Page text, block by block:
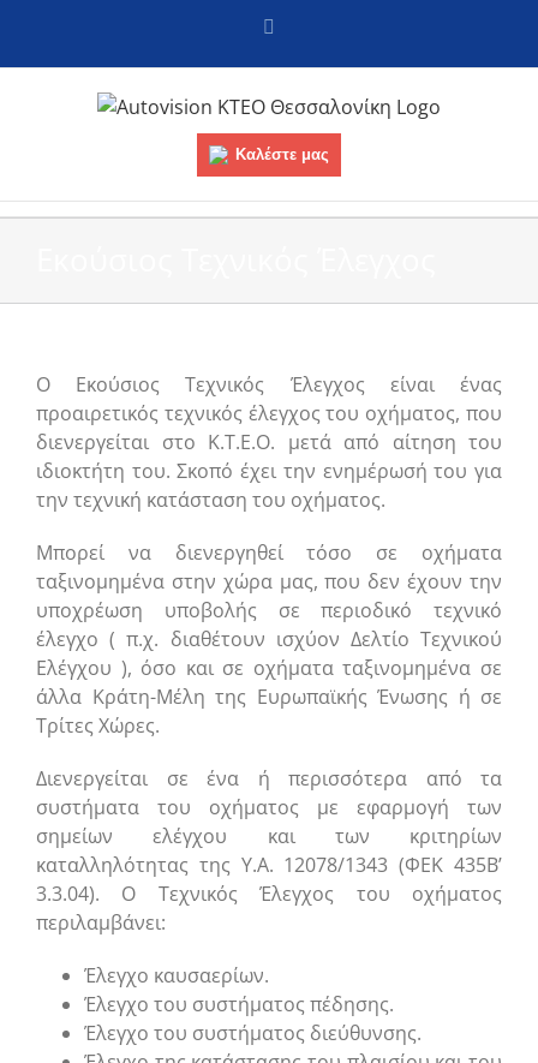
content
Καλέστε μας
Ο Εκούσιος Τεχνικός Έλεγχος είναι ένας
προαιρετικός τεχνικός έλεγχος του οχήματος, που
διενεργείται στο Κ.Τ.Ε.Ο. μετά από αίτηση του
ιδιοκτήτη του. Σκοπό έχει την ενημέρωσή του για
την τεχνική κατάσταση του οχήματος.
Μπορεί να διενεργηθεί τόσο σε οχήματα
ταξινομημένα στην χώρα μας, που δεν έχουν την
υποχρέωση υποβολής σε περιοδικό τεχνικό
έλεγχο ( π.χ. διαθέτουν ισχύον Δελτίο Τεχνικού
Ελέγχου ), όσο και σε οχήματα ταξινομημένα σε
άλλα Κράτη-Μέλη της Ευρωπαϊκής Ένωσης ή σε
Τρίτες Χώρες.
Διενεργείται σε ένα ή περισσότερα από τα
συστήματα του οχήματος με εφαρμογή των
σημείων ελέγχου και των κριτηρίων
καταλληλότητας της Υ.Α. 12078/1343 (ΦΕΚ 435Β’
3.3.04). Ο Τεχνικός Έλεγχος του οχήματος
περιλαμβάνει:
Έλεγχο καυσαερίων.
Έλεγχο του συστήματος πέδησης.
Έλεγχο του συστήματος διεύθυνσης.